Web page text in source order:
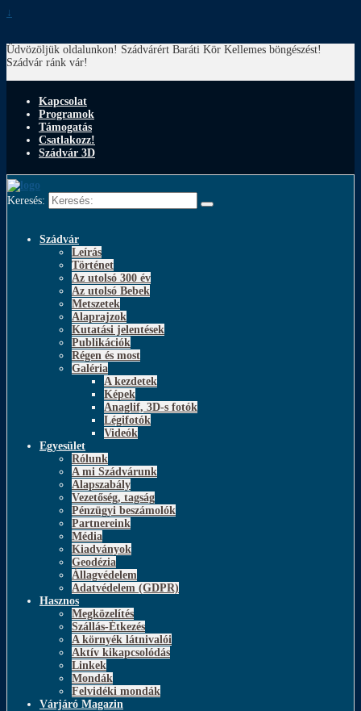
↓
Üdvözöljük oldalunkon! Szádvárért Baráti Kör Kellemes böngészést!
Szádvár ránk vár!
Kapcsolat
Programok
Támogatás
Csatlakozz!
Szádvár 3D
Keresés:
Szádvár
Leírás
Történet
Az utolsó 300 év
Az utolsó Bebek
Metszetek
Alaprajzok
Kutatási jelentések
Publikációk
Régen és most
Galéria
A kezdetek
Képek
Anaglif, 3D-s fotók
Légifotók
Videók
Egyesület
Rólunk
A mi Szádvárunk
Alapszabály
Vezetőség, tagság
Pénzügyi beszámolók
Partnereink
Média
Kiadványok
Geodézia
Állagvédelem
Adatvédelem (GDPR)
Hasznos
Megközelítés
Szállás-Étkezés
A környék látnivalói
Aktív kikapcsolódás
Linkek
Mondák
Felvidéki mondák
Várjáró Magazin